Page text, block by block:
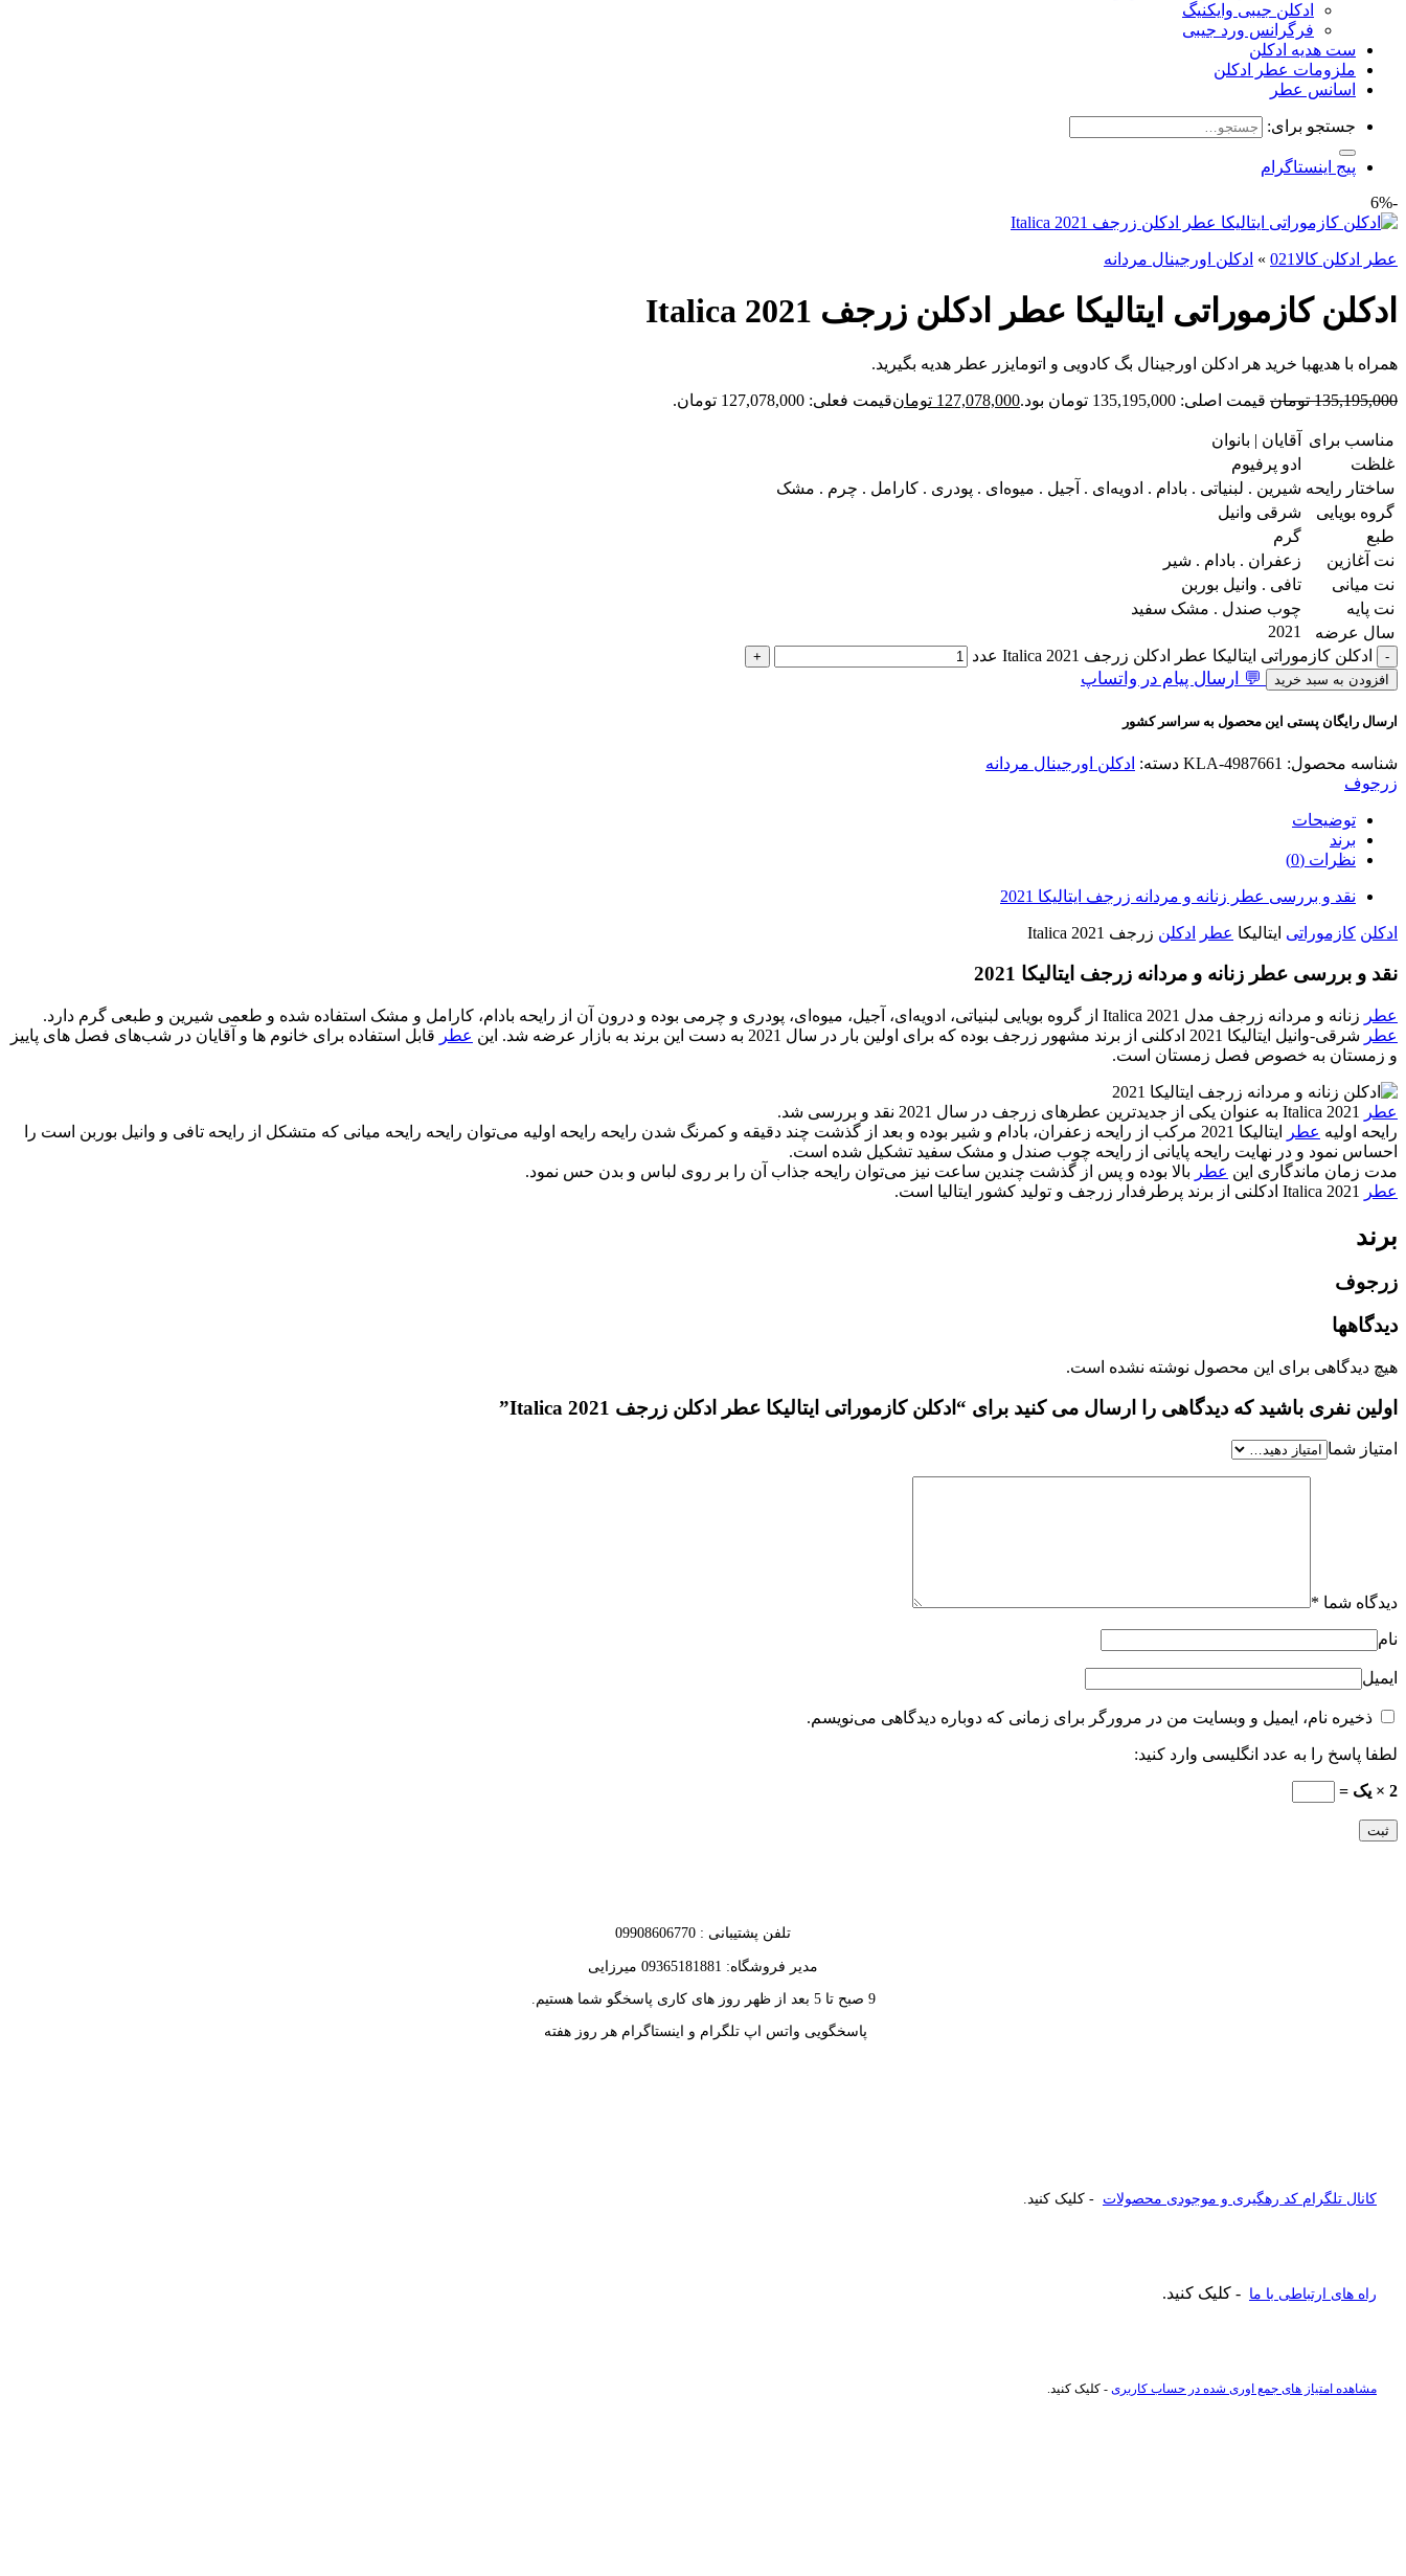
ادکلن جیبی وایکنیگ
فرگرانس ورد جیبی
ست هدیه ادکلن
ملزومات عطر ادکلن
اسانس عطر
جستجو برای:
پیج اینستاگرام
-6%
عطر ادکلن کالا021 » ادکلن اورجینال مردانه
ادکلن کازموراتی ایتالیکا عطر ادکلن زرجف Italica 2021
همراه با هدیهبا خرید هر ادکلن اورجینال بگ کادویی و اتومایزر عطر هدیه بگیرید.
135,195,000 تومان قیمت اصلی: 135,195,000 تومان بود. 127,078,000 تومانقیمت فعلی: 127,078,000 تومان.
مناسب برای
آقایان | بانوان
غلظت
ادو پرفیوم
ساختار رایحه شیرین . لبنیاتی . بادام . ادویه‌ای . آجیل . میوه‌ای . پودری . کارامل . چرم . مشک
گروه بویایی
شرقی وانیل
طبع
گرم
نت آغازین
زعفران . بادام . شیر
نت میانی
تافی . وانیل بوربن
نت پایه
چوب صندل . مشک سفید
سال عرضه
2021
ادکلن کازموراتی ایتالیکا عطر ادکلن زرجف Italica 2021 عدد
افزودن به سبد خرید 💬 ارسال پیام در واتساپ
ارسال رایگان پستی این محصول به سراسر کشور
شناسه محصول: KLA-4987661 دسته: ادکلن اورجینال مردانه
زرجوف
توضیحات
برند
نظرات (0)
نقد و بررسی عطر زنانه و مردانه زرجف ایتالیکا 2021
ادکلن کازموراتی ایتالیکا عطر ادکلن زرجف Italica 2021
نقد و بررسی عطر زنانه و مردانه زرجف ایتالیکا 2021
عطر زنانه و مردانه زرجف مدل Italica 2021 از گروه بویایی لبنیاتی، ادویه‌ای، آجیل، میوه‌ای، پودری و چرمی بوده و درون آن از رایحه بادام، کارامل و مشک استفاده شده و طعمی شیرین و طبعی گرم دارد.
عطر شرقی-وانیل ایتالیکا 2021 ادکلنی از برند مشهور زرجف بوده که برای اولین بار در سال 2021 به دست این برند به بازار عرضه شد. این عطر قابل استفاده برای خانوم ها و آقایان در شب‌های فصل های پاییز
و زمستان به خصوص فصل زمستان است.
عطر
رایحه اولیه عطر
ایتالیکا 2021 مرکب از رایحه زعفران، بادام و شیر بوده و بعد از گذشت چند دقیقه و کمرنگ شدن رایحه رایحه اولیه می‌توان رایحه رایحه میانی که متشکل از رایحه تافی و وانیل بوربن است را
احساس نمود و در نهایت رایحه پایانی از رایحه چوب صندل و مشک سفید تشکیل شده است.
مدت زمان ماندگاری این عطر بالا بوده و پس از گذشت چندین ساعت نیز می‌توان رایحه جذاب آن را بر روی لباس و بدن حس نمود.
عطر
برند
زرجوف
دیدگاهها
هیچ دیدگاهی برای این محصول نوشته نشده است.
اولین نفری باشید که دیدگاهی را ارسال می کنید برای “ادکلن کازموراتی ایتالیکا عطر ادکلن زرجف Italica 2021”
امتیاز شما
دیدگاه شما *
نام
ایمیل
ذخیره نام، ایمیل و وبسایت من در مرورگر برای زمانی که دوباره دیدگاهی می‌نویسم.
لطفا پاسخ را به عدد انگلیسی وارد کنید:
2 × یک =
تلفن پشتیبانی : 09908606770
مدیر فروشگاه: 09365181881 میرزایی
9 صبح تا 5 بعد از ظهر روز های کاری پاسخگو شما هستیم.
پاسخگویی واتس اپ تلگرام و اینستاگرام هر روز هفته
کانال تلگرام کد رهگیری و موجودی محصولات - کلیک کنید.
راه های ارتباطی با ما - کلیک کنید.
مشاهده امتیاز های جمع اوری شده در حساب کاربری - کلیک کنید.